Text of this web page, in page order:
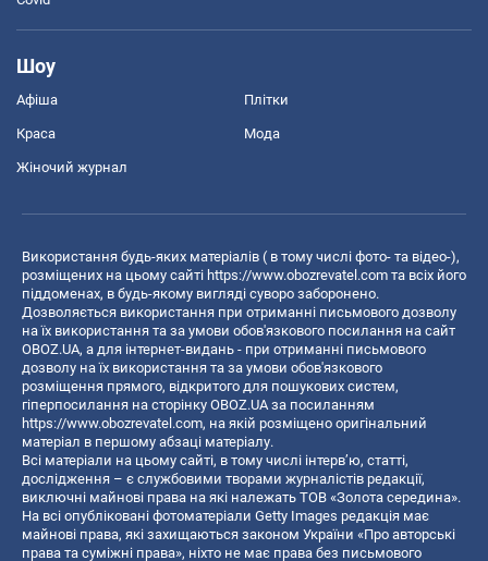
Шоу
Афіша Плітки
Краса Мода
Жіночий журнал
Використання будь-яких матеріалів ( в тому числі фото- та відео-),
розміщених на цьому сайті https://www.obozrevatel.com та всіх його
піддоменах, в будь-якому вигляді суворо заборонено.
Дозволяється використання при отриманні письмового дозволу
на їх використання та за умови обов'язкового посилання на сайт
OBOZ.UA, а для інтернет-видань - при отриманні письмового
дозволу на їх використання та за умови обов'язкового
розміщення прямого, відкритого для пошукових систем,
гіперпосилання на сторінку OBOZ.UA за посиланням
https://www.obozrevatel.com, на якій розміщено оригінальний
матеріал в першому абзаці матеріалу.
Всі матеріали на цьому сайті, в тому числі інтерв’ю, статті,
дослідження – є службовими творами журналістів редакції,
виключні майнові права на які належать ТОВ «Золота середина».
На всі опубліковані фотоматеріали Getty Images редакція має
майнові права, які захищаються законом України «Про авторські
права та суміжні права», ніхто не має права без письмового